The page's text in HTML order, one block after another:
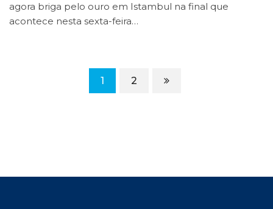
agora briga pelo ouro em Istambul na final que
acontece nesta sexta-feira…
1 2